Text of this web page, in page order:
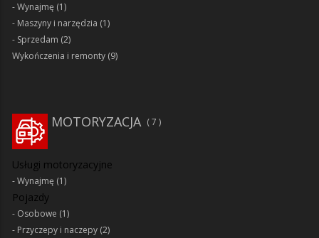
Wynajmę (1)
Maszyny i narzędzia (1)
Sprzedam (2)
Wykończenia i remonty (9)
MOTORYZACJA 7
Usługi motoryzacyjne
Wynajmę (1)
Pojazdy
Osobowe (1)
Przyczepy i naczepy (2)